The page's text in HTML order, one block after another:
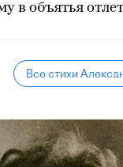
в объятья
Все стихи